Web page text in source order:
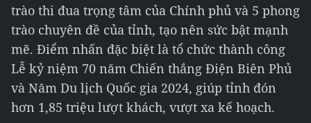
trào thi đua trọng tâm của Chính phủ và 5 phong
trào chuyên đề của tỉnh, tạo nên sức bật mạnh
mẽ. Điểm nhấn đặc biệt là tổ chức thành công
Lễ kỷ niệm 70 năm Chiến thắng Điện Biên Phủ
và Năm Du lịch Quốc gia 2024, giúp tỉnh đón
hơn 1,85 triệu lượt khách, vượt xa kế hoạch.